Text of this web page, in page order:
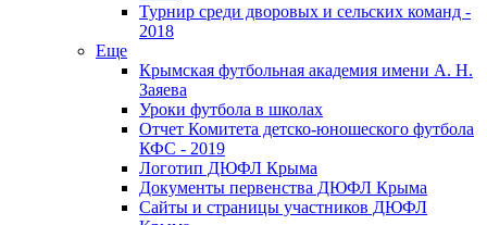
Турнир среди дворовых и сельских команд -
2018
Еще
Крымская футбольная академия имени А. Н.
Заяева
Уроки футбола в школах
Отчет Комитета детско-юношеского футбола
КФС - 2019
Логотип ДЮФЛ Крыма
Документы первенства ДЮФЛ Крыма
Сайты и страницы участников ДЮФЛ